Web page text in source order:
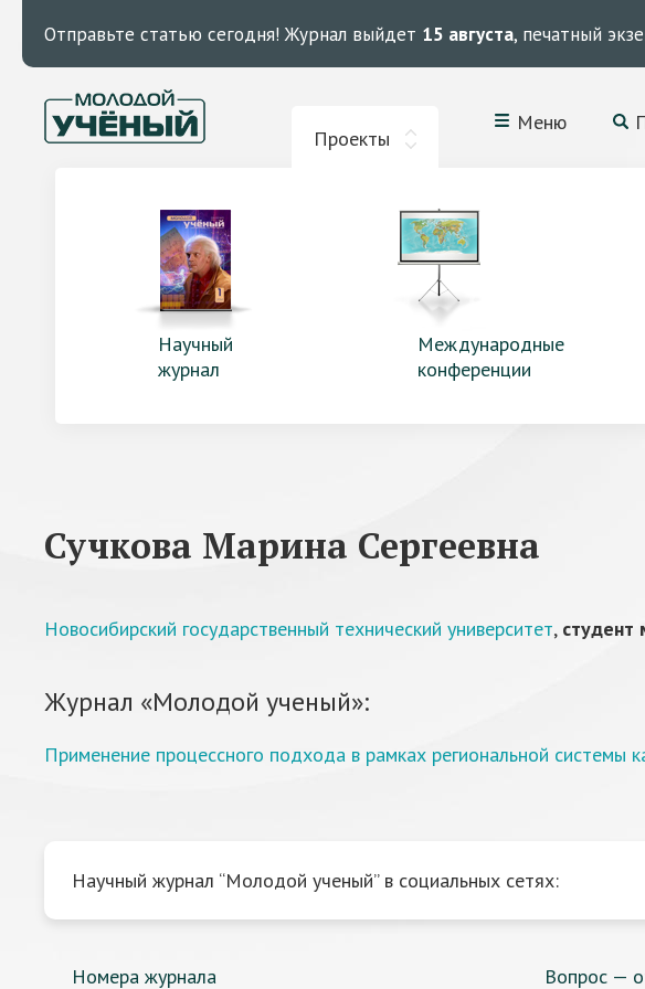
Отправьте статью сегодня! Журнал выйдет 15 августа, печатный
Проекты
Меню
Научный
журнал
Международные
конференции
Сучкова Марина Сергеевна
Новосибирский государственный технический университет, студент
Журнал «Молодой ученый»:
Применение процессного подхода в рамках региональной системы
Научный журнал “Молодой ученый” в социальных сетях:
Номера журнала Вопрос —